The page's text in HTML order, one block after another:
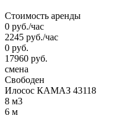
Стоимость аренды
0 руб./час
2245 руб./час
0 руб.
17960 руб.
смена
Свободен
Илосос КАМАЗ 43118
8 м3
6 м